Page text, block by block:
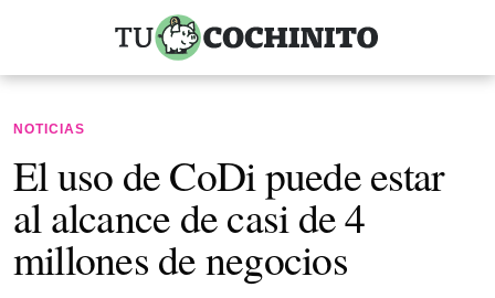
NOTICIAS
El uso de CoDi puede estar
al alcance de casi de 4
millones de negocios